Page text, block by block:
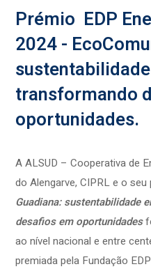
Prémio EDP
2024 -
transformando
oportunidades.
A ALSUD – Cooperativa de
do Alengarve, CIPRL e o seu
Guadiana: sustentabilidade
desafios em oportunidades
ao nível nacional e entre
premiada pela Fundação